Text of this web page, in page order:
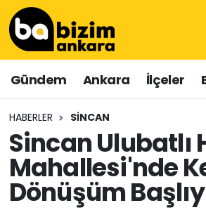
Gündem Ankara İlçeler
HABERLER SINCAN
Sincan Ulubatlı
Mahallesi'nde
Dönüşüm
Hava Durumu
Trafik Durumu
Süper Lig Puan Durumu ve
Tüm Manşetler
Son Dakika Haberleri